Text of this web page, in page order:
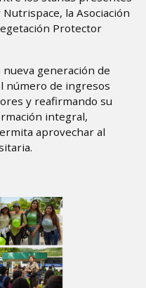
la Asociación
Protector
nueva generación de
número de ingresos
y reafirmando su
integral,
aprovechar al